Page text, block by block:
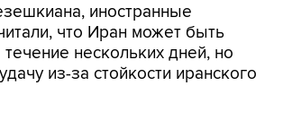
иностранные
что Иран может быть
нескольких дней, но
из-за стойкости иранского